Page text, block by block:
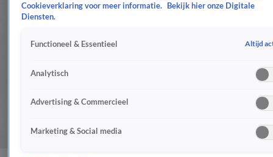
Cookieverklaring voor meer informatie.
Bekijk hier onze Digitale
Diensten.
Functioneel & Essentieel Altijd
Analytisch
Advertising & Commercieel
Marketing & Social media